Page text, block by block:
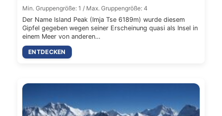
Min. Gruppengröße: 1 / Max. Gruppengröße: 4
Der Name Island Peak (Imja Tse 6189m) wurde diesem
Gipfel gegeben wegen seiner Erscheinung quasi als Insel in
einem Meer von anderen…
ENTDECKEN